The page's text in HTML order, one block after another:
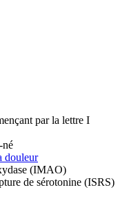
par la lettre I
né
douleur
(IMAO)
de sérotonine (ISRS)